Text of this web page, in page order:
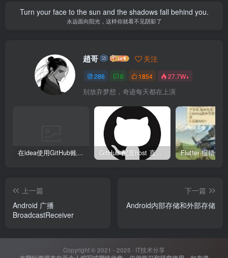
Turn your face to the sun and the shadows fall behind you.
永远面向阳光，这样你就看不见阴影了
趙哥 关注
286 0 1854 27.7W+
别放弃梦想，奇迹每天都在上演
在idea使用GitHub账号、Copilot异常 GitHub 配置host 直接裸连
上一篇
Android 广播
BroadcastReceiver
下一篇
Android内部存储和外部存储
Copyright © 2021 - 2025 · IT技术分享